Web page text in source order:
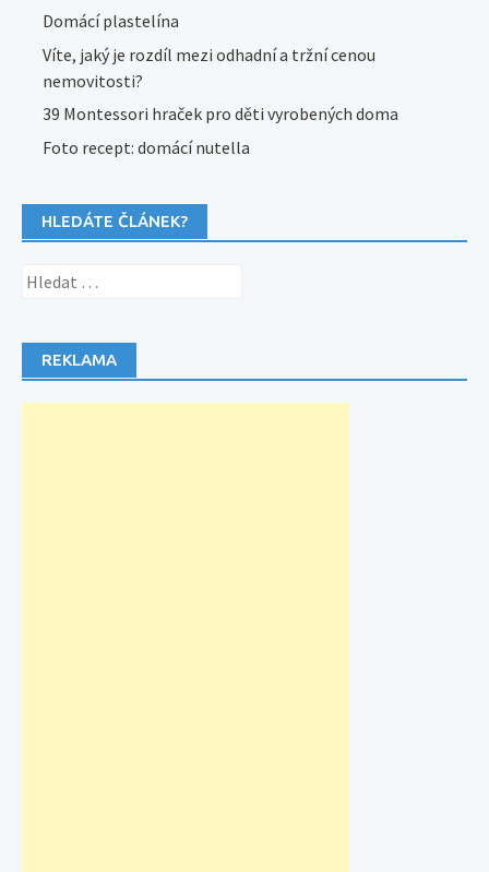
Domácí plastelína
Víte, jaký je rozdíl mezi odhadní a tržní cenou
nemovitosti?
39 Montessori hraček pro děti vyrobených doma
Foto recept: domácí nutella
HLEDÁTE ČLÁNEK?
Vyhledávání
REKLAMA